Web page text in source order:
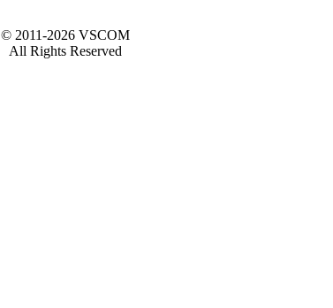
© 2011-2026 VSCOM
All Rights Reserved